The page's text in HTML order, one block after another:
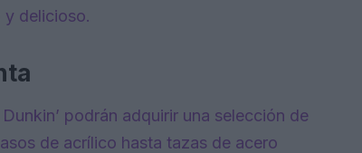
y delicioso.
podrán adquirir una selección de
de acrílico hasta tazas de acero